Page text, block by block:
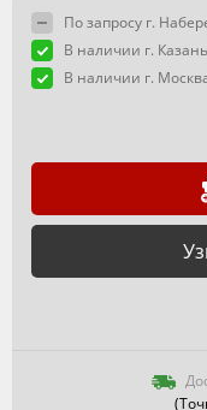
По запросу г.
В наличии г. Казань
В наличии г.